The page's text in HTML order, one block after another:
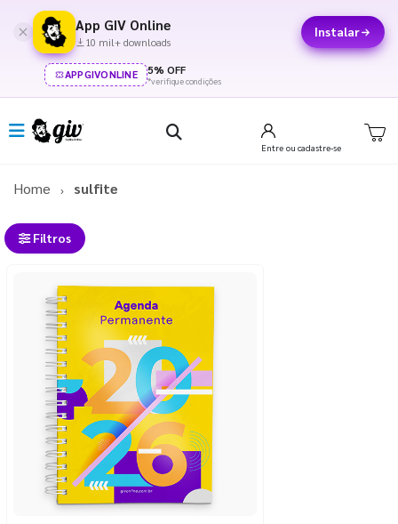
App GIV Online
10 mil+ downloads
Instalar
APPGIVONLINE 5% OFF
*verifique condições
Entre ou cadastre-se
Home sulfite
Filtros